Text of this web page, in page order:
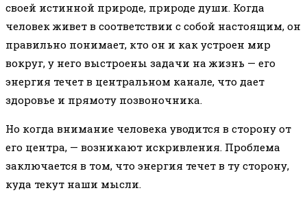
своей истинной природе, природе души. Когда
человек живет в соответствии с собой настоящим, он
правильно понимает, кто он и как устроен мир
вокруг, у него выстроены задачи на жизнь — его
энергия течет в центральном канале, что дает
здоровье и прямоту позвоночника.
Но когда внимание человека уводится в сторону от
его центра, — возникают искривления. Проблема
заключается в том, что энергия течет в ту сторону,
куда текут наши мысли.